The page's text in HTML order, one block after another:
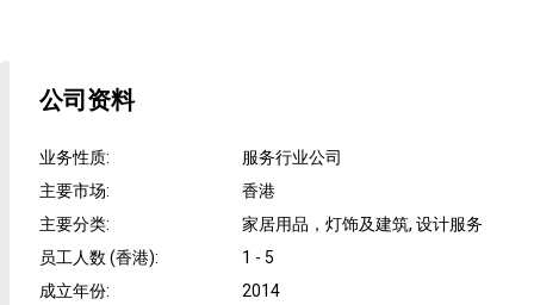
公司资料
业务性质:
服务行业公司
主要市场:
香港
主要分类:
家居用品，灯饰及建筑, 设计服务
员工人数 (香港):
1 - 5
成立年份: 2014